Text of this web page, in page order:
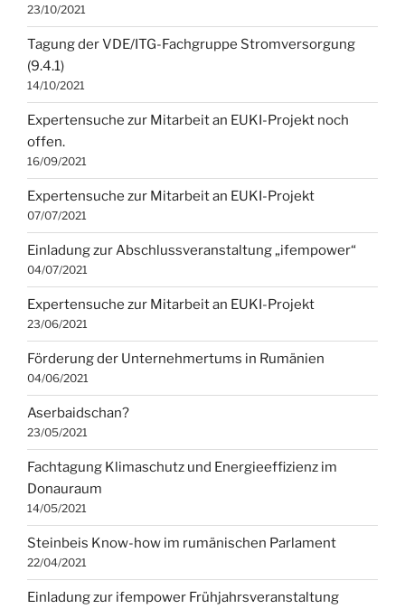
23/10/2021
Tagung der VDE/ITG-Fachgruppe Stromversorgung
(9.4.1)
14/10/2021
Expertensuche zur Mitarbeit an EUKI-Projekt noch
offen.
16/09/2021
Expertensuche zur Mitarbeit an EUKI-Projekt
07/07/2021
Einladung zur Abschlussveranstaltung „ifempower“
04/07/2021
Expertensuche zur Mitarbeit an EUKI-Projekt
23/06/2021
Förderung der Unternehmertums in Rumänien
04/06/2021
Aserbaidschan?
23/05/2021
Fachtagung Klimaschutz und Energieeffizienz im
Donauraum
14/05/2021
Steinbeis Know-how im rumänischen Parlament
22/04/2021
Einladung zur ifempower Frühjahrsveranstaltung